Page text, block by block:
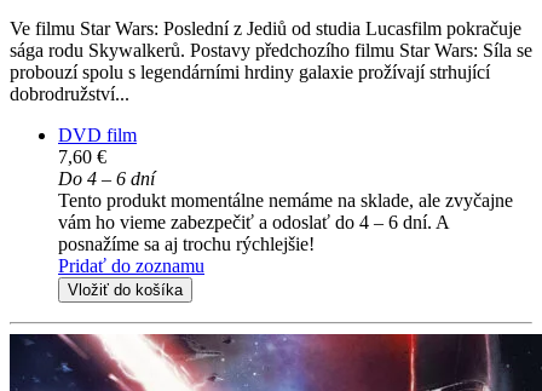
Ve filmu Star Wars: Poslední z Jediů od studia Lucasfilm pokračuje
sága rodu Skywalkerů. Postavy předchozího filmu Star Wars: Síla se
probouzí spolu s legendárními hrdiny galaxie prožívají strhující
dobrodružství...
DVD film
7,60 €
Do 4 – 6 dní
Tento produkt momentálne nemáme na sklade, ale zvyčajne
vám ho vieme zabezpečiť a odoslať do 4 – 6 dní. A
posnažíme sa aj trochu rýchlejšie!
Pridať do zoznamu
Vložiť do košíka